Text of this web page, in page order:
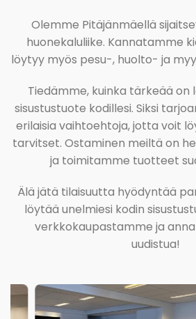
Olemme Pitäjänmäellä
huonekaluliike. Kannatamme
löytyy myös pesu-, huolto- ja
Tiedämme, kuinka tärkeää on
sisustustuote kodillesi. Siksi
erilaisia vaihtoehtoja, jotta voit
tarvitset. Ostaminen meiltä on
ja toimitamme tuotteet
Älä jätä tilaisuutta hyödyntää
löytää unelmiesi kodin
verkkokaupastamme ja
uudistua!